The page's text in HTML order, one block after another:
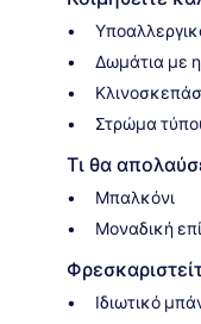
Δωμάτια με
Στρώμα
Τι θα
Μπαλκόνι
Μοναδική
Ιδιωτικό